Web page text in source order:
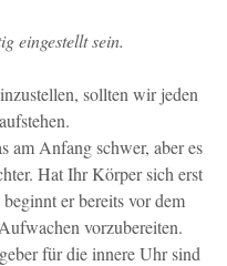
eingestellt sein.
sollten wir jeden
am Anfang schwer, aber es
Hat IhrKörper sich erst
er bereits vor dem
Aufwachen vorzubereiten.
für die innere Uhr sind